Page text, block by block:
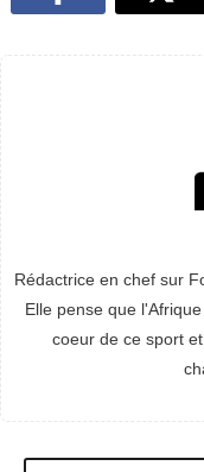
Rédactrice en chef sur
Elle pense que
coeur de ce sport